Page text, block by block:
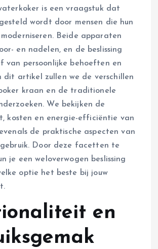
is een vraagstuk dat
wordt door mensen die hun
Beide apparaten
en nadelen, en de beslissing
van persoonlijke behoeften en
dit artikel zullen we de verschillen
kraan en de traditionele
We bekijken de
kosten en energie-efficiëntie van
de praktische aspecten van
Door deze facetten te
je een weloverwogen beslissing
optie het beste bij jouw
en